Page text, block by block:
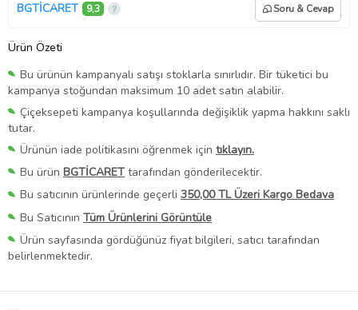
BGTİCARET 9,3 Soru & Cevap
Ürün Özeti
Bu ürünün kampanyalı satışı stoklarla sınırlıdır. Bir tüketici bu
kampanya stoğundan maksimum 10 adet satın alabilir.
Çiçeksepeti kampanya koşullarında değişiklik yapma hakkını saklı
tutar.
Ürünün iade politikasını öğrenmek için tıklayın.
Bu ürün BGTİCARET tarafından gönderilecektir.
Bu satıcının ürünlerinde geçerli 350,00 TL Üzeri Kargo Bedava
Bu Satıcının Tüm Ürünlerini Görüntüle
Ürün sayfasında gördüğünüz fiyat bilgileri, satıcı tarafından
belirlenmektedir.